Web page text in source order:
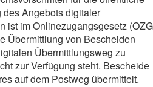
Angebots digitaler
ist im Onlinezugangsgesetz (OZG
Übermittlung von Bescheiden
Übermittlungsweg zu
zur Verfügung steht. Bescheide
auf dem Postweg übermittelt.